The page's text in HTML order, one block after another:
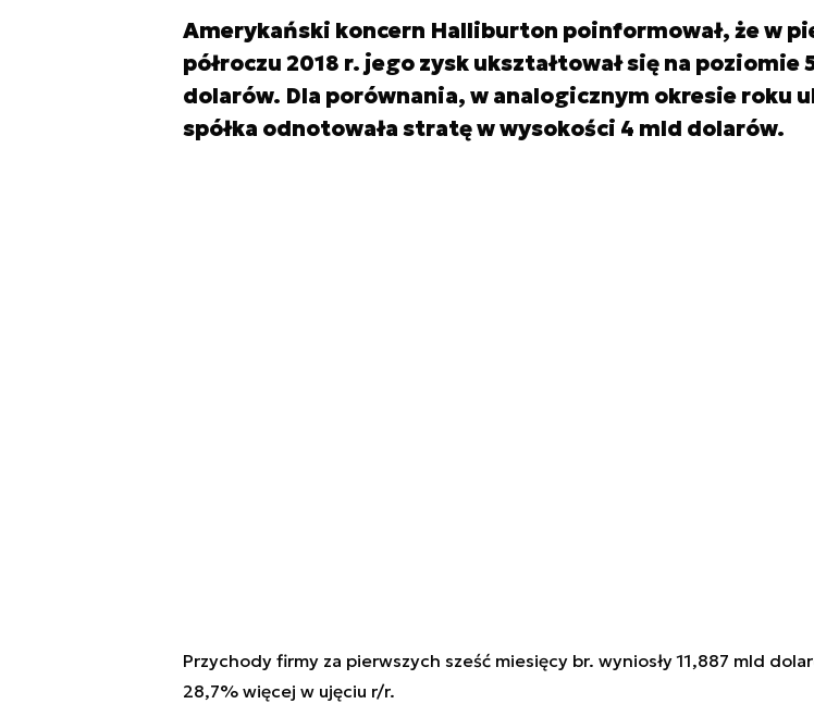
Amerykański koncern Halliburton poinformował, że w
półroczu 2018 r. jego zysk ukształtował się na poziomie
dolarów. Dla porównania, w analogicznym okresie roku
spółka odnotowała stratę w wysokości 4 mld dolarów.
Przychody firmy za pierwszych sześć miesięcy br. wyniosły 11,887 mld
28,7% więcej w ujęciu r/r.